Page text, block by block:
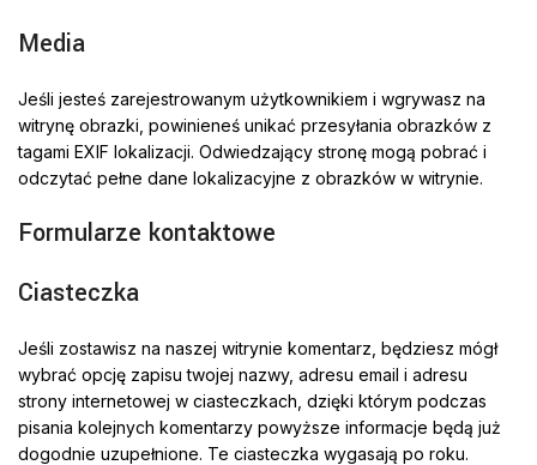
Media
Jeśli jesteś zarejestrowanym użytkownikiem i wgrywasz na
witrynę obrazki, powinieneś unikać przesyłania obrazków z
tagami EXIF lokalizacji. Odwiedzający stronę mogą pobrać i
odczytać pełne dane lokalizacyjne z obrazków w witrynie.
Formularze kontaktowe
Ciasteczka
Jeśli zostawisz na naszej witrynie komentarz, będziesz mógł
wybrać opcję zapisu twojej nazwy, adresu email i adresu
strony internetowej w ciasteczkach, dzięki którym podczas
pisania kolejnych komentarzy powyższe informacje będą już
dogodnie uzupełnione. Te ciasteczka wygasają po roku.